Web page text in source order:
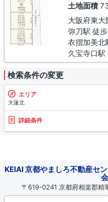
土地面積
大阪府東大
弥刀駅 徒
衣摺加美北
検索条件の変更
エリア
大蓮北
詳細条件
KEIAI 京都やましろ不動産セ
〒619-0241 京都府相楽郡精